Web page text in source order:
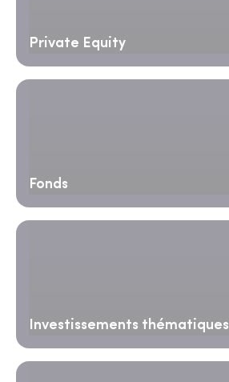
Private Equity
Fonds
Investissements thématiques